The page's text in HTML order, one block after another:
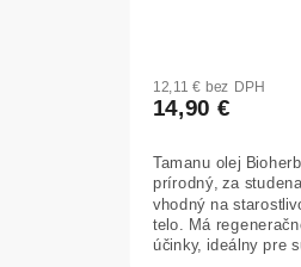
12,11 € bez DPH
14,90 €
Tamanu olej
prírodný, za
vhodný na
telo. Má
účinky, ideálny pre